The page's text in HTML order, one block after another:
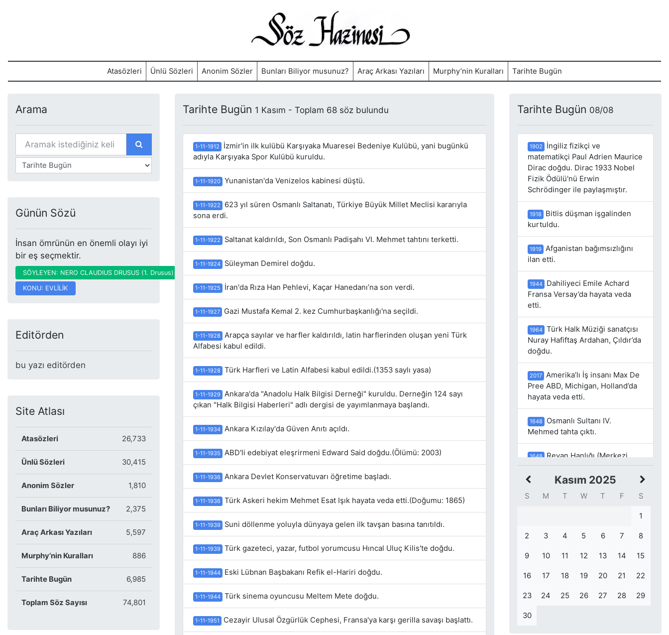
Atasözleri Ünlü Sözleri Anonim Sözler Bunları Biliyor musunuz? Araç Arkası Yazıları Murphy’nin Kuralları Tarihte Bugün
Arama
Günün Sözü
İnsan ömrünün en önemli olayı iyi
bir eş seçmektir.
SÖYLEYEN: NERO CLAUDIUS DRUSUS (1. Drusus)
KONU: EVLİLİK
Editörden
bu yazı editörden
Site Atlası
Atasözleri 26,733
Ünlü Sözleri 30,415
Anonim Sözler 1,810
Bunları Biliyor musunuz? 2,375
Araç Arkası Yazıları 5,597
Murphy’nin Kuralları 886
Tarihte Bugün 6,985
Toplam Söz Sayısı 74,801
Tarihte Bugün 1 Kasım - Toplam 68 söz bulundu
1-11-1912
İzmir'in ilk kulübü Karşıyaka Muaresei Bedeniye Kulübü, yani bugünkü
adıyla Karşıyaka Spor Kulübü kuruldu.
1-11-1920 Yunanistan'da Venizelos kabinesi düştü.
1-11-1922
623 yıl süren Osmanlı Saltanatı, Türkiye Büyük Millet Meclisi kararıyla
sona erdi.
1-11-1922 Saltanat kaldırıldı, Son Osmanlı Padişahı VI. Mehmet tahtını terketti.
1-11-1924 Süleyman Demirel doğdu.
1-11-1925 İran'da Rıza Han Pehlevi, Kaçar Hanedanı’na son verdi.
1-11-1927 Gazi Mustafa Kemal 2. kez Cumhurbaşkanlığı'na seçildi.
1-11-1928
Arapça sayılar ve harfler kaldırıldı, latin harflerinden oluşan yeni Türk
Alfabesi kabul edildi.
1-11-1928 Türk Harfleri ve Latin Alfabesi kabul edildi.(1353 saylı yasa)
1-11-1929 Ankara'da "Anadolu Halk Bilgisi Derneği" kuruldu. Derneğin 124 sayı
çıkan "Halk Bilgisi Haberleri" adlı dergisi de yayımlanmaya başlandı.
1-11-1934 Ankara Kızılay'da Güven Anıtı açıldı.
1-11-1935 ABD'li edebiyat eleşrirmeni Edward Said doğdu.(Ölümü: 2003)
1-11-1936 Ankara Devlet Konservatuvarı öğretime başladı.
1-11-1936 Türk Askeri hekim Mehmet Esat Işık hayata veda etti.(Doğumu: 1865)
1-11-1939 Suni döllenme yoluyla dünyaya gelen ilk tavşan basına tanıtıldı.
1-11-1939 Türk gazeteci, yazar, futbol yorumcusu Hıncal Uluç Kilis'te doğdu.
1-11-1944 Eski Lübnan Başbakanı Refik el-Hariri doğdu.
1-11-1944 Türk sinema oyuncusu Meltem Mete doğdu.
1-11-1951 Cezayir Ulusal Özgürlük Cephesi, Fransa'ya karşı gerilla savaşı başlattı.
Tarihte Bugün 08/08
1902
İngiliz fizikçi ve
matematikçi Paul Adrien Maurice
Dirac doğdu. Dirac 1933 Nobel
Fizik Ödülü'nü Erwin
Schrödinger ile paylaşmıştır.
1918
Bitlis düşman işgalinden
kurtuldu.
1919 Afganistan bağımsızlığını
ilan etti.
1944
Dahiliyeci Emile Achard
Fransa Versay’da hayata veda
etti.
1964 Türk Halk Müziği sanatçısı
Nuray Hafiftaş Ardahan, Çıldır’da
doğdu.
2017 Amerika’lı İş insanı Max De
Pree ABD, Michigan, Holland’da
hayata veda etti.
1648
Osmanlı Sultanı IV.
Mehmed tahta çıktı.
1648
Revan Hanlığı (Merkezi
günümüzdeki Erivan şehrini
başkent olarak seçen ve 1747 ile
hanlıktır.) fethedildi.
Emiliano Zapata (Emiliano Zapata
Anenecuilco’da doğdu.
Kasım 2025
S M T W T F S
1
2 3 4 5 6 7 8
9 10 11 12 13 14 15
16 17 18 19 20 21 22
23 24 25 26 27 28 29
30